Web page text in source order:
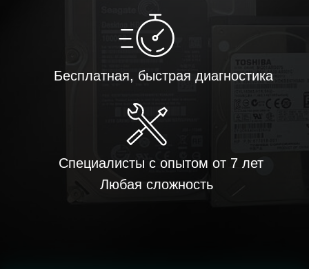
Бесплатная, быстрая диагностика
Специалисты с опытом от 7 лет
Любая сложность